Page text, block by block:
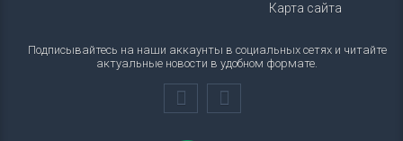
Карта сайта
Подписывайтесь на наши аккаунты в социальных сетях и читайте
актуальные новости в удобном формате.